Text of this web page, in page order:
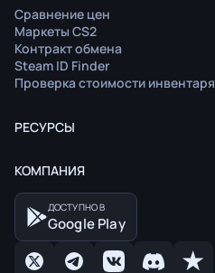
Сравнение цен
Маркеты CS2
Контракт обмена
Steam ID Finder
Проверка стоимости инвентаря
РЕСУРСЫ
КОМПАНИЯ
ДОСТУПНО В
Google Play